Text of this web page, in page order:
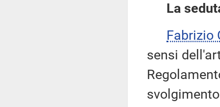
La
Fabrizio
sensi